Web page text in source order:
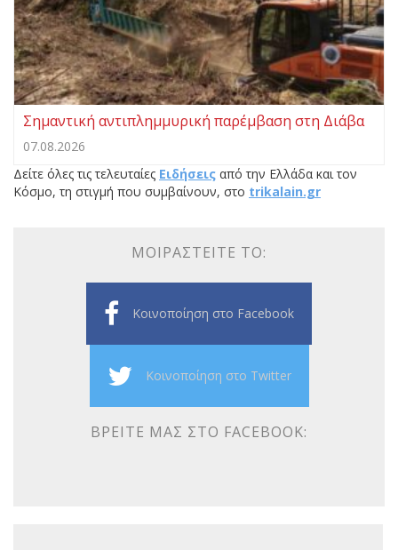
Σημαντική αντιπλημμυρική παρέμβαση στη Διάβα
07.08.2026
Δείτε όλες τις τελευταίες Ειδήσεις από την Ελλάδα και τον
Κόσμο, τη στιγμή που συμβαίνουν, στο trikalain.gr
ΜΟΙΡΑΣΤΕΊΤΕ ΤΟ:
Κοινοποίηση στο Facebook
Κοινοποίηση στο Twitter
ΒΡΕΊΤΕ ΜΑΣ ΣΤΟ FACEBOOK: